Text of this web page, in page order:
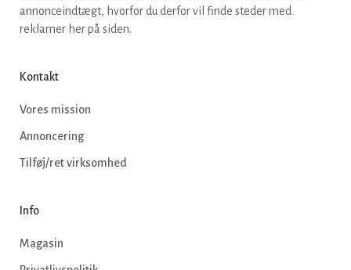
annonceindtægt, hvorfor du derfor vil finde steder med
reklamer her på siden.
Kontakt
Vores mission
Annoncering
Tilføj/ret virksomhed
Info
Magasin